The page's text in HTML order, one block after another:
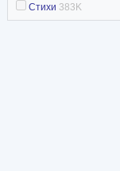
Стихи 383K